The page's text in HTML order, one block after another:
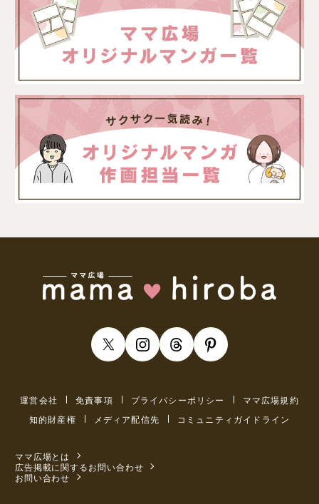
運営会社 免責事項 プライバシーポリシー
ママ広場規約
知的財産権
メディア配信先 コミュニティガイドライン
ママ広場とは
広告掲載に関するお問い合わせ
お問い合わせ